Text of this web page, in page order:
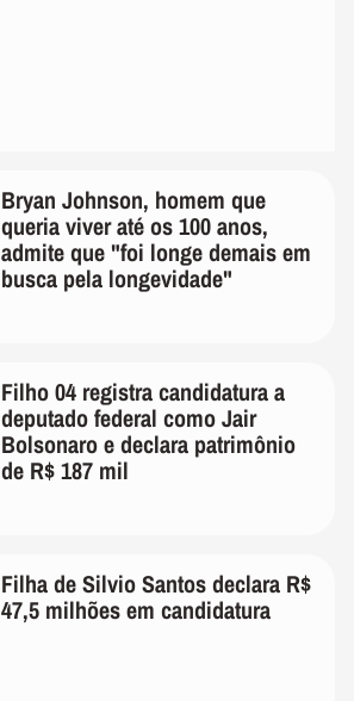
Bryan Johnson, homem que
queria viver até os 100 anos,
admite que "foi longe demais em
busca pela longevidade"
Filho 04 registra candidatura a
deputado federal como Jair
Bolsonaro e declara patrimônio
de R$ 187 mil
Filha de Silvio Santos declara R$
47,5 milhões em candidatura